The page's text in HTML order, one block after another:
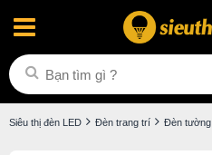
Siêu thị đèn LED Đèn trang trí Đèn tường